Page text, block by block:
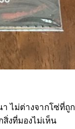
ไม่ต่างจากโซ่ที่ถูก
สิ่งที่มองไม่เห็น